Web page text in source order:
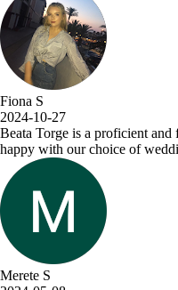
Fiona S
2024-10-27
Beata Torge is a proficient
happy with our choice of
Merete S